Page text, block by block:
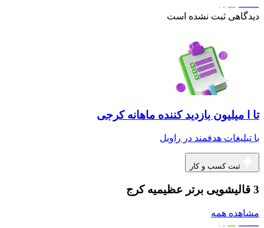
دیدگاهی ثبت نشده است
تا ا میلیون بازدید کننده ماهانه کرجی
با تبلیغات هدفمند در راویل
ثبت کسب و کار
3 قالیشویی برتر عظیمیه کرج
مشاهده همه